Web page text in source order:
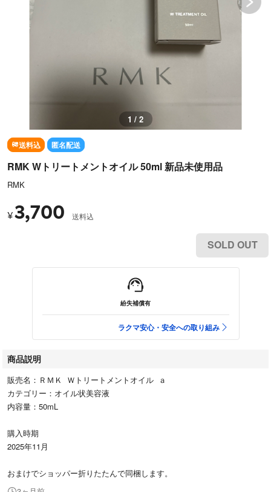
1 / 2
送料込 匿名配送
RMK Wトリートメントオイル 50ml 新品未使用品
RMK
¥3,700 送料込
SOLD OUT
紛失補償有
ラクマ安心・安全への取り組み
商品説明
販売名：ＲＭＫ Ｗトリートメントオイル ａ
カテゴリー：オイル状美容液
内容量：50mL
購入時期
2025年11月
おまけでショッパー折りたたんで同梱します。